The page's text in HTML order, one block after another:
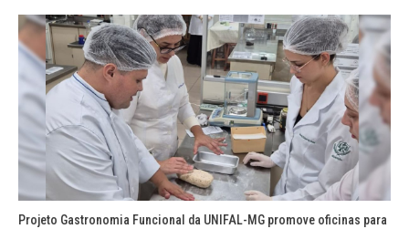
Projeto Gastronomia Funcional da UNIFAL-MG promove oficinas para